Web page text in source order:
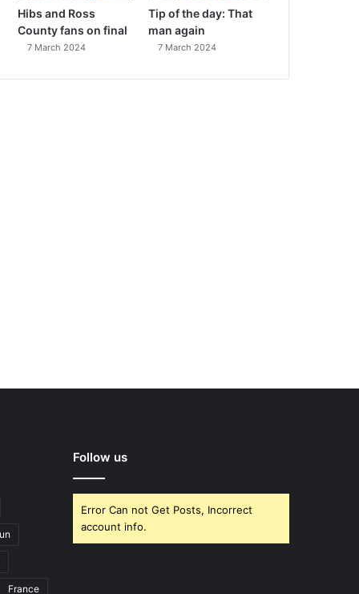
Hibs and Ross
County fans on final
7 March 2024
Tip of the day: That
man again
7 March 2024
France
Follow us
Error Can not Get Posts, Incorrect
account info.